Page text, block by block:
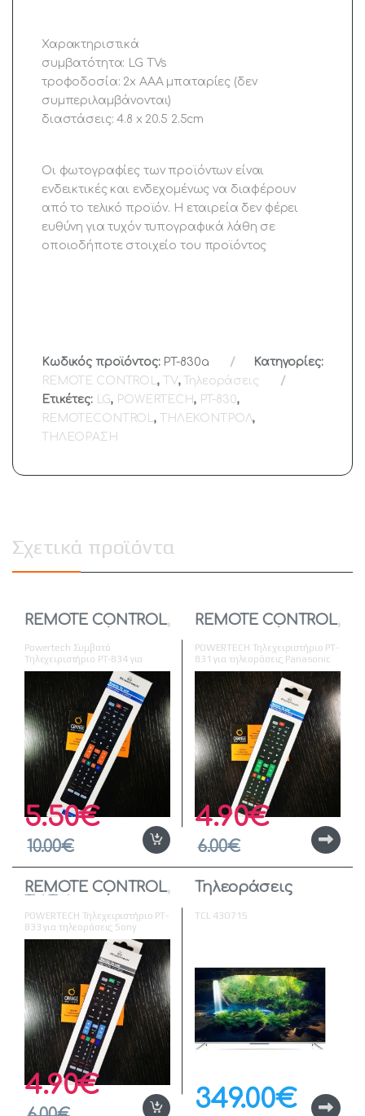
Χαρακτηριστικά
συμβατότητα: LG TVs
τροφοδοσία: 2x ΑΑΑ μπαταρίες (δεν
συμπεριλαμβάνονται)
διαστάσεις: 4.8 x 20.5 2.5cm
Οι φωτογραφίες των προϊόντων είναι
ενδεικτικές και ενδεχομένως να διαφέρουν
από το τελικό προϊόν. Η εταιρεία δεν φέρει
ευθύνη για τυχόν τυπογραφικά λάθη σε
οποιοδήποτε στοιχείο του προϊόντος
Κωδικός προϊόντος: PT-830a
Κατηγορίες:
REMOTE CONTROL, TV,Τηλεοράσεις
Ετικέτες:
LG, POWERTECH, PT-830,
REMOTECONTROL, ΤΗΛΕΚΟΝΤΡΟΛ,
ΤΗΛΕΟΡΑΣΗ
Σχετικά προϊόντα
REMOTE CONTROL,
Powertech Συμβατό
Τηλεχειριστήριο PT-834 για
Τηλεοράσεις Samsung
5.50€
10.00€
REMOTE CONTROL,
POWERTECH Τηλεχειριστήριο PT-
831 για τηλεοράσεις Panasonic
4.90€
6.00€
REMOTE CONTROL,
POWERTECH Τηλεχειριστήριο PT-
833 για τηλεοράσεις Sony
4.90€
Τηλεοράσεις
TCL 43O715
349.00€